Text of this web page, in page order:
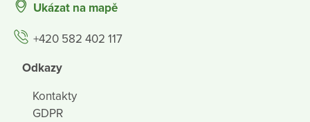
Ukázat na mapě
+420 582 402 117
Odkazy
Kontakty
GDPR